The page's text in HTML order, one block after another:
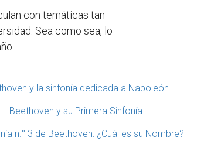
con temáticas tan
Sea como sea, lo
y la sinfonía dedicada a Napoleón
Beethoven y su Primera Sinfonía
n.° 3 de Beethoven: ¿Cuál es su Nombre?